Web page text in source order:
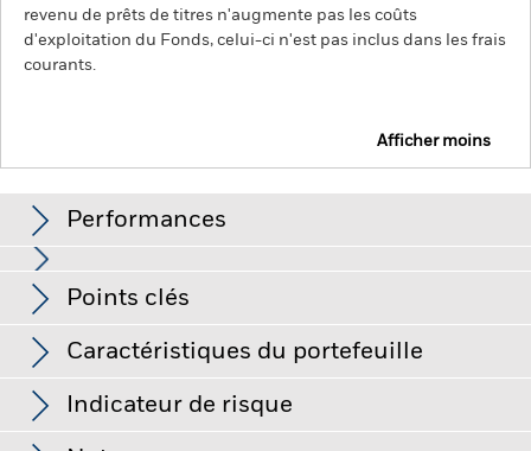
revenu de prêts de titres n'augmente pas les coûts
d'exploitation du Fonds, celui-ci n'est pas inclus dans les frais
courants.
Afficher moins
Performances
Voir le graphique complet
Performances
Le risque d'investissement est concentré sur des secteurs,
pays, devises ou sociétés spécifiques. Cela signifie que le
Fonds est plus sensible aux événements locaux, que ces
derniers relèvent de l’économie, du marché, de la politique, du
développement durable ou du cadre réglementaire.La valeur
des actions ou titres liés à des actions peut être affectée par
les fluctuations quotidiennes des marchés boursiers. Les
autres facteurs ayant une influence sont l'actualité politique
Points clés
Net Assets of Fund
Date de lancement du Fonds 03/mars/1995
Caractéristiques du portefeuille
Nombre de positions
Indicateur de risque